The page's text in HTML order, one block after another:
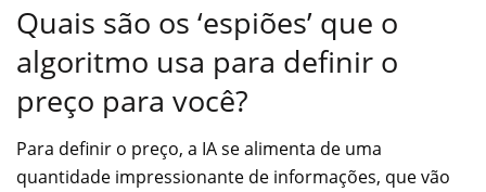
Quais são os ‘espiões’ que o
algoritmo usa para definir o
preço para você?
Para definir o preço, a IA se alimenta de uma
quantidade impressionante de informações, que vão